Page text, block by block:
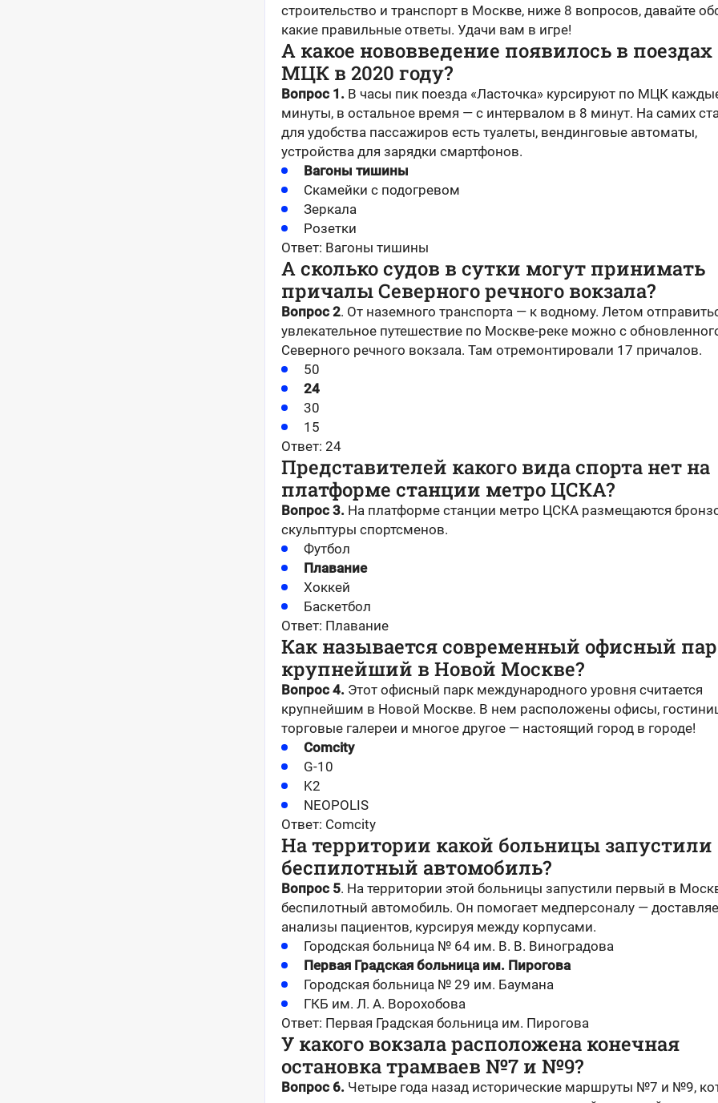
строительство и транспорт в Москве, ниже 8 вопросов, давайте
какие правильные ответы. Удачи вам в игре!
А какое нововведение появилось в поездах
МЦК в 2020 году?
Вопрос 1. В часы пик поезда «Ласточка» курсируют по МЦК
минуты, в остальное время — с интервалом в 8 минут. На самих
для удобства пассажиров есть туалеты, вендинговые автоматы,
устройства для зарядки смартфонов.
Вагоны тишины
Скамейки с подогревом
Зеркала
Розетки
Ответ: Вагоны тишины
А сколько судов в сутки могут принимать
причалы Северного речного вокзала?
Вопрос 2. От наземного транспорта — к водному. Летом
увлекательное путешествие по Москве-реке можно с
Северного речного вокзала. Там отремонтировали 17 причалов.
50
24
30
15
Ответ: 24
Представителей какого вида спорта нет на
платформе станции метро ЦСКА?
Вопрос 3. На платформе станции метро ЦСКА размещаются
скульптуры спортсменов.
Футбол
Плавание
Хоккей
Баскетбол
Ответ: Плавание
Как называется современный офисный
крупнейший в Новой Москве?
Вопрос 4. Этот офисный парк международного уровня считается
крупнейшим в Новой Москве. В нем расположены офисы,
торговые галереи и многое другое — настоящий город в городе!
Comcity
G-10
K2
NEOPOLIS
Ответ: Comcity
На территории какой больницы запустили
беспилотный автомобиль?
Вопрос 5. На территории этой больницы запустили первый в
беспилотный автомобиль. Он помогает медперсоналу —
анализы пациентов, курсируя между корпусами.
Городская больница № 64 им. В. В. Виноградова
Первая Градская больница им. Пирогова
Городская больница № 29 им. Баумана
ГКБ им. Л. А. Ворохобова
Ответ: Первая Градская больница им. Пирогова
У какого вокзала расположена конечная
остановка трамваев №7 и №9?
Вопрос 6. Четыре года назад исторические маршруты №7 и №9,